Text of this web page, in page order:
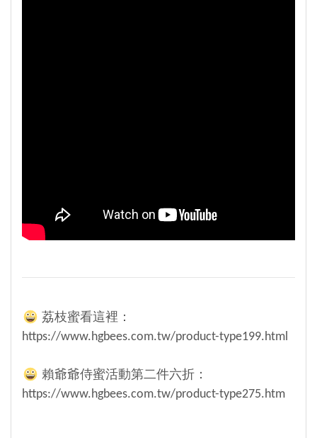
荔枝蜜看這裡：
https://www.hgbees.com.tw/product-type199.html
賴爺爺侍蜜活動第二件六折：
https://www.hgbees.com.tw/product-type275.htm